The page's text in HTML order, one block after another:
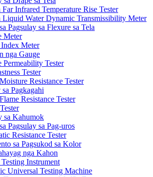
Far Infrared Temperature Rise Tester
Liquid Water Dynamic Transmissibility Meter
Pagsulay sa Flexure sa Tela
Meter
Meter
nga Gauge
Permeability Tester
Tester
Resistance Tester
Pagkagahi
Resistance Tester
sa Kahumok
Pagsulay sa Pag-uros
Resistance Tester
sa Pagsukod sa Kolor
nga Kahon
Instrument
Universal Testing Machine